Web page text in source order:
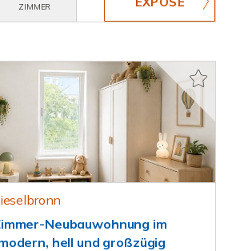
ZIMMER
Neubauwohnung im
hell und großzügig